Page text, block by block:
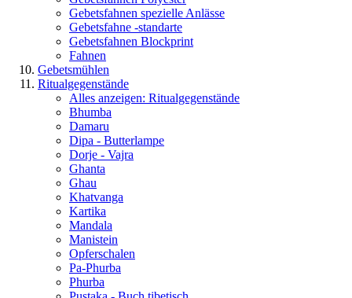
Gebetsfahnen spezielle Anlässe
Gebetsfahne -standarte
Gebetsfahnen Blockprint
Fahnen
Gebetsmühlen
Ritualgegenstände
Alles anzeigen: Ritualgegenstände
Bhumba
Damaru
Dipa - Butterlampe
Dorje - Vajra
Ghanta
Ghau
Khatvanga
Kartika
Mandala
Manistein
Opferschalen
Pa-Phurba
Phurba